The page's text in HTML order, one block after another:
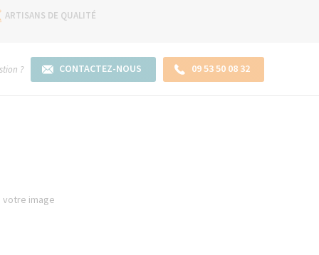
ARTISANS DE QUALITÉ
? CONTACTEZ-NOUS 09 53 50 08 32
votre image